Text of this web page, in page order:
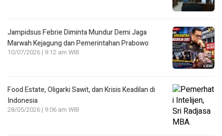
Jampidsus Febrie Diminta Mundur Demi Jaga
Marwah Kejagung dan Pemerintahan Prabowo
10/07/2026 | 9:12 am WIB
Food Estate, Oligarki Sawit, dan Krisis Keadilan di
Indonesia
28/05/2026 | 9:06 am WIB